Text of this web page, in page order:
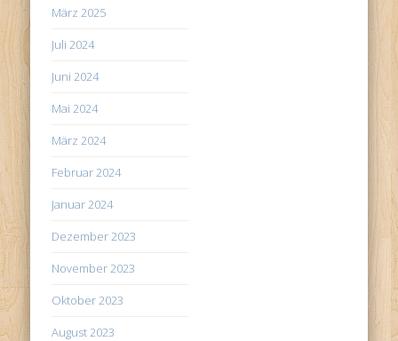
März 2025
Juli 2024
Juni 2024
Mai 2024
März 2024
Februar 2024
Januar 2024
Dezember 2023
November 2023
Oktober 2023
August 2023